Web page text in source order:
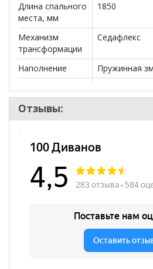
Длина спального
места, мм
1850
Механизм
трансформации
Седафлекс
Наполнение
Пружинная
мест
Наличие короба
нет
посадочного
места, мм
подлокотников
нет
Отзывы: